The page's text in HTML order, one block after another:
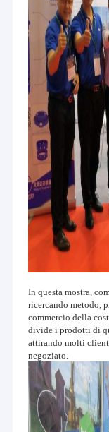
In questa mostra,
ricercando metodo,
commercio della
divide i prodotti di
attirando molti
negoziato.